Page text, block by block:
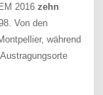
2016zehn
Von den
während